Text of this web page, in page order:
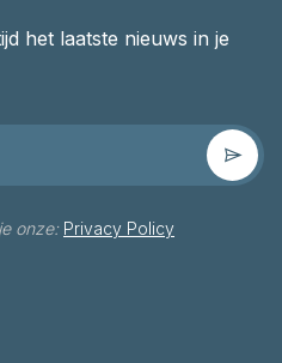
het laatste nieuws in je
onze: Privacy Policy